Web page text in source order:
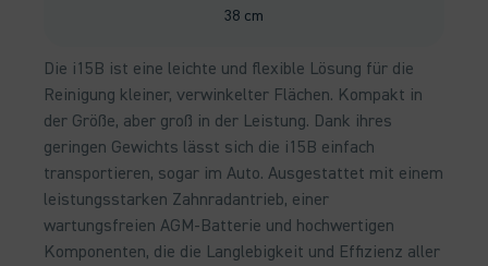
38 cm
Die i15B ist eine leichte und flexible Lösung für die
Reinigung kleiner, verwinkelter Flächen. Kompakt in
der Größe, aber groß in der Leistung. Dank ihres
geringen Gewichts lässt sich die i15B einfach
transportieren, sogar im Auto. Ausgestattet mit einem
leistungsstarken Zahnradantrieb, einer
wartungsfreien AGM-Batterie und hochwertigen
Komponenten, die die Langlebigkeit und Effizienz aller